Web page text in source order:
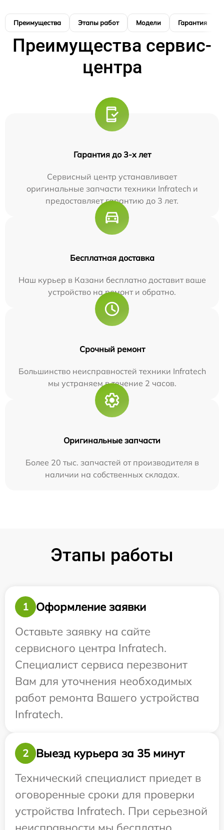
Преимущества Этапы работ Модели Гарантия
Преимущества сервис-
центра
Гарантия до 3-х лет
Сервисный центр устанавливает
оригинальные запчасти техники Infratech и
предоставляет гарантию до 3 лет.
Бесплатная доставка
Наш курьер в Казани бесплатно доставит ваше
устройство на ремонт и обратно.
Срочный ремонт
Большинство неисправностей техники Infratech
мы устраняем в течение 2 часов.
Оригинальные запчасти
Более 20 тыс. запчастей от производителя в
наличии на собственных складах.
Этапы работы
1
Оформление заявки
Оставьте заявку на сайте
сервисного центра Infratech.
Специалист сервиса перезвонит
Вам для уточнения необходимых
работ ремонта Вашего устройства
Infratech.
2
Выезд курьера за 35 минут
Технический специалист приедет в
оговоренные сроки для проверки
устройства Infratech. При серьезной